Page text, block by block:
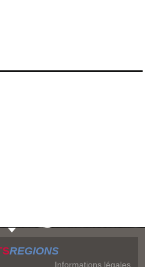
REGIONS
Informations légales